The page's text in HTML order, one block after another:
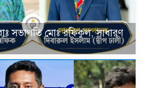
সভাপতি মোঃ রফিকুল, সাধারণ